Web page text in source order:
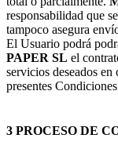
responsabilidad que
tampoco asegura
El Usuario podrá
PAPER SL el
servicios deseados
presentes
3 PROCESO DE